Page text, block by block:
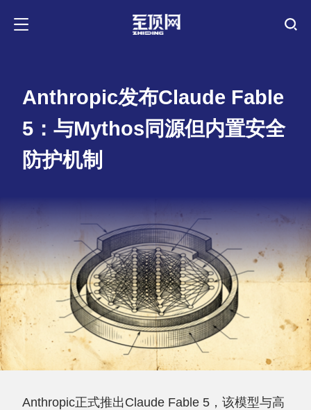
Anthropic发布Claude Fable
5：与Mythos同源但内置安全
防护机制
Anthropic正式推出Claude Fable 5，该模型与高